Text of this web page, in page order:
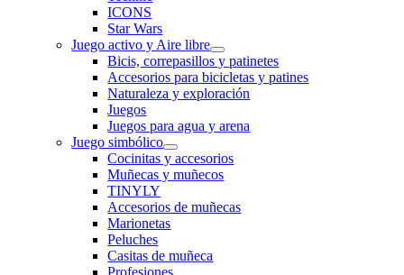
ICONS
Star Wars
Juego activo y Aire libre
Bicis, correpasillos y patinetes
Accesorios para bicicletas y patines
Naturaleza y exploración
Juegos
Juegos para agua y arena
Juego simbólico
Cocinitas y accesorios
Muñecas y muñecos
TINYLY
Accesorios de muñecas
Marionetas
Peluches
Casitas de muñeca
Profesiones